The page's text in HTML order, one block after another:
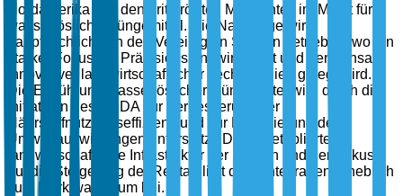
Nordamerika hält den drittgrößten Marktanteil im Markt für
wasserlösliche Düngemittel. Die Nachfrage wird
hauptsächlich von den Vereinigten Staaten getrieben, wo ein
starker Fokus auf Präzisionslandwirtschaft und den Einsatz
innovativer landwirtschaftlicher Technologien gelegt wird.
Die Einführung wasserlöslicher Düngemittel wird durch die
Initiativen des USDA zur Verbesserung der
Nährstoffnutzungseffizienz und zur Reduzierung der
Umweltauswirkungen unterstützt. Die gut etablierte
landwirtschaftliche Infrastruktur der Region und der Fokus
auf die Steigerung der Rentabilität der Ernte tragen erheblich
zum Marktwachstum bei.